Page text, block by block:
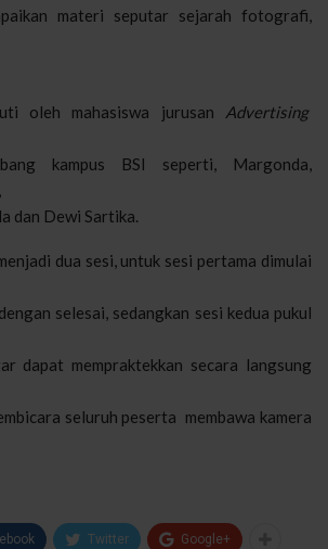
materi seputar sejarah fotografi,
oleh mahasiswa jurusan Advertising
kampus BSI seperti, Margonda,
dan Dewi Sartika.
dua sesi, untuk sesi pertama dimulai
selesai, sedangkan sesi kedua pukul
dapat mempraktekkan secara langsung
seluruh peserta membawa kamera
Twitter Google+